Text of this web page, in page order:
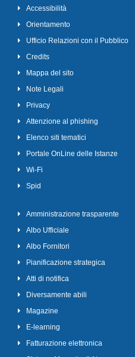
Accessibilità
Orientamento
Ufficio Relazioni con il Pubblico
Credits
Mappa del sito
Note Legali
Privacy
Attenzione al phishing
Elenco siti tematici
Portale OnLine delle Istanze
Wi-Fi
Spid
Amministrazione trasparente
Albo Ufficiale
Albo Fornitori
Pianificazione strategica
Atti di notifica
Diversamente abili
Magazine
E-learning
Fatturazione elettronica